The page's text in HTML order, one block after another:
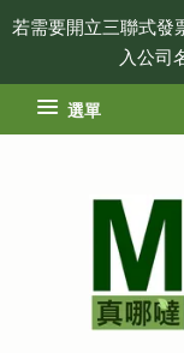
若需要開立三聯式發
入公司
選單